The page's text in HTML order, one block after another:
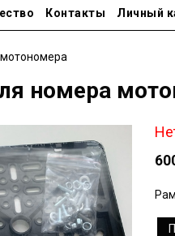
Контакты Личный
номера